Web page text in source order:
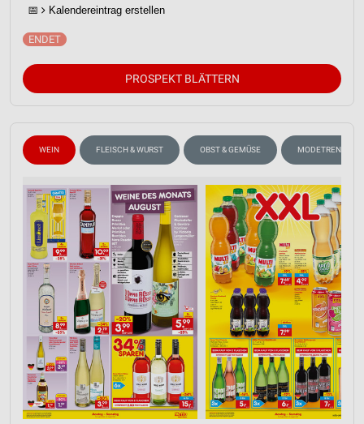
📅 Kalendereintrag erstellen
PROSPEKT BLÄTTERN
WEIN FLEISCH & WURST OBST & GEMÜSE MODETRENDS